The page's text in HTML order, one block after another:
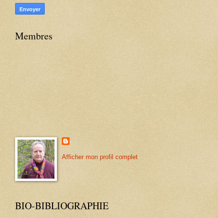
Membres
Afficher mon profil complet
BIO-BIBLIOGRAPHIE